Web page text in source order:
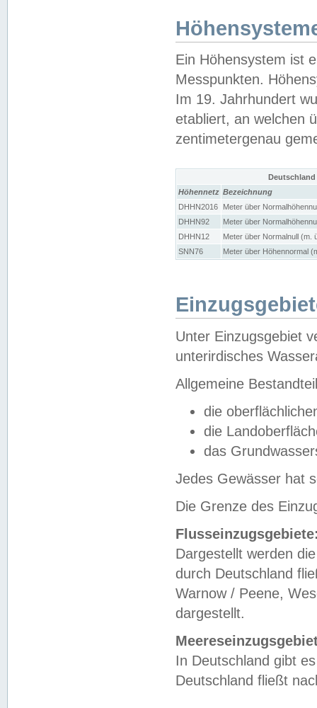
Ein Höhensystem ist
Messpunkten.
Im 19. Jahrhundert
etabliert, an welchen
zentimetergenau
Höhennetz Bezeichnung
DHHN2016
Meter über
DHHN92
Meter über
DHHN12
Meter über Normalnull (m.
SNN76
Meter über Höhennormal
Unter Einzugsgebiet
unterirdisches
Allgemeine
die
die
das
Jedes Gewässer hat
Die Grenze des
Dargestellt werden
durch Deutschland
Warnow / Peene,
dargestellt.
In Deutschland gibt
Deutschland fließt